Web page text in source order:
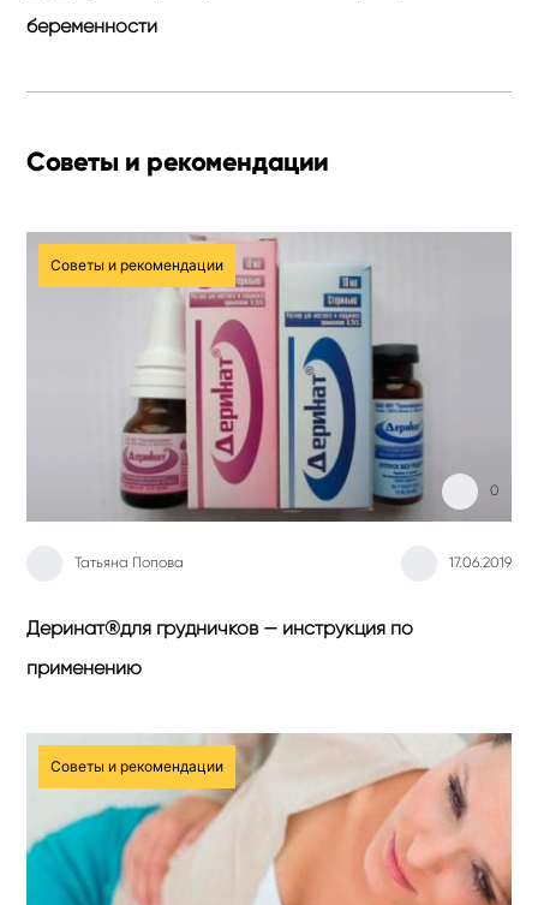
беременности
Советы и рекомендации
Советы и рекомендации
Татьяна Попова 17.06.2019
0
Деринат®для грудничков — инструкция по
применению
Советы и рекомендации